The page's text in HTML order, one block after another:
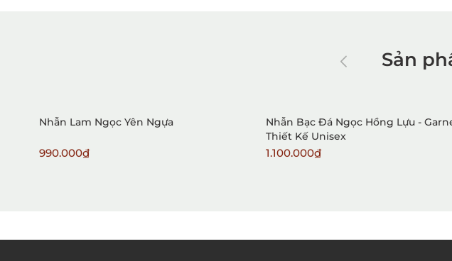
Sản
Nhẫn Lam Ngọc Yên Ngựa
990.000₫
Nhẫn Bạc Đá Ngọc Hồng Lựu -
Thiết Kế Unisex
1.100.000₫